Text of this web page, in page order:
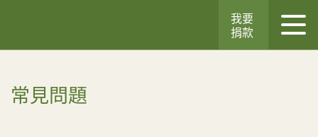
我要
捐款
常見問題